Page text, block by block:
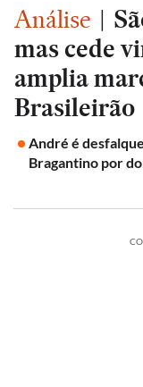
Análise |
mas cede
amplia
Brasileirão
André é
Bragantino por